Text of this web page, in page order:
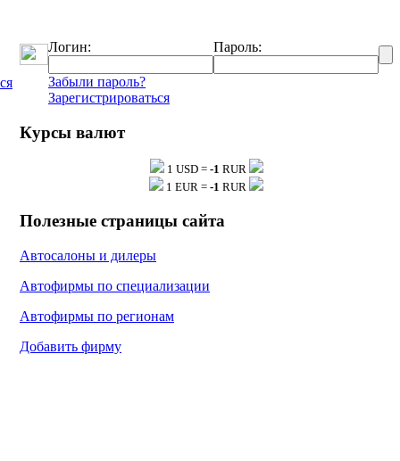
Логин: Пароль:
Забыли пароль?
Зарегистрироваться
Курсы валют
1 USD = -1 RUR
1 EUR = -1 RUR
Полезные страницы сайта
Автосалоны и дилеры
Автофирмы по специализации
Автофирмы по регионам
Добавить фирму